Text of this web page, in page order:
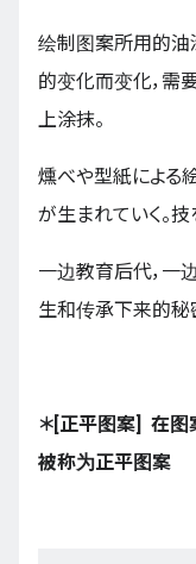
绘制图案所用的油
的变化而变化，需
上涂抹。
燻べや型紙による
が生まれていく。
一边教育后代，一
生和传承下来的秘
＊[正平图案] 在图
被称为正平图案